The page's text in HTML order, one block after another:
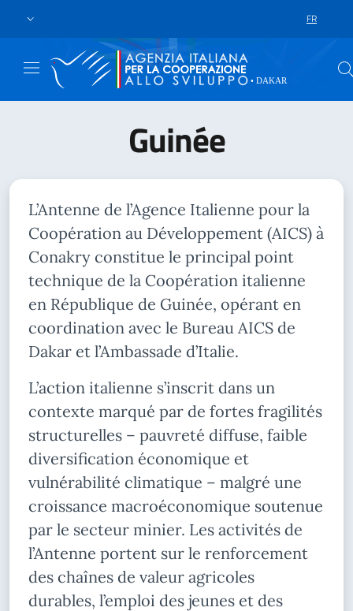
FR
Guinée
L’Antenne de l’Agence Italienne pour la
Coopération au Développement (AICS) à
Conakry constitue le principal point
technique de la Coopération italienne
en République de Guinée, opérant en
coordination avec le Bureau AICS de
Dakar et l’Ambassade d’Italie.
L’action italienne s’inscrit dans un
contexte marqué par de fortes fragilités
structurelles – pauvreté diffuse, faible
diversification économique et
vulnérabilité climatique – malgré une
croissance macroéconomique soutenue
par le secteur minier. Les activités de
l’Antenne portent sur le renforcement
des chaînes de valeur agricoles
durables, l’emploi des jeunes et des